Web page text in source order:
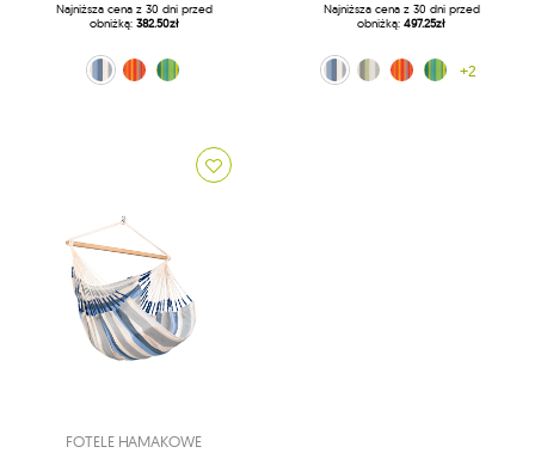
Najniższa cena z 30 dni przed
obniżką: 382.50zł
biało-niebieski (13)
czerwono-pomarańczowy (28)
zielony (48)
Najniższa cena z 30 dni przed
obniżką: 497.25zł
biało-niebieski (13)
biało-zielony (14)
czerwono-pomarańczowy (28)
zielony (48)
+2
FOTELE HAMAKOWE